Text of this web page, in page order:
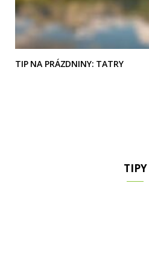
TIP NA PRÁZDNINY: TATRY
TIPY